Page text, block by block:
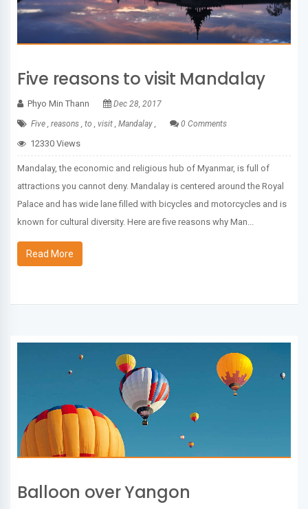
Five reasons to visit Mandalay
Phyo Min Thann Dec 28, 2017
Five , reasons , to , visit , Mandalay , 0 Comments
12330 Views
Mandalay, the economic and religious hub of Myanmar, is full of
attractions you cannot deny. Mandalay is centered around the Royal
Palace and has wide lane filled with bicycles and motorcycles and is
known for cultural diversity. Here are five reasons why Man...
Read More
Balloon over Yangon